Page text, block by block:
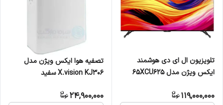
تلویزیون ال ای دی هوشمند
ایکس ویژن مدل 65XCU625
119,000,000
تصفیه هوا ایکس ویژن مدل
X.vision KJ306 سفید
24,900,000